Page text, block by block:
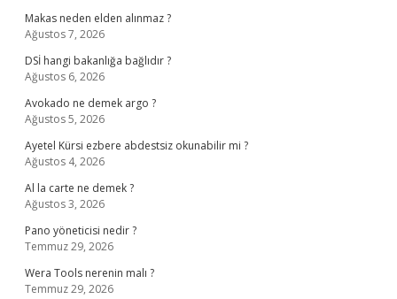
Makas neden elden alınmaz ?
Ağustos 7, 2026
DSİ hangi bakanlığa bağlıdır ?
Ağustos 6, 2026
Avokado ne demek argo ?
Ağustos 5, 2026
Ayetel Kürsi ezbere abdestsiz okunabilir mi ?
Ağustos 4, 2026
Al la carte ne demek ?
Ağustos 3, 2026
Pano yöneticisi nedir ?
Temmuz 29, 2026
Wera Tools nerenin malı ?
Temmuz 29, 2026